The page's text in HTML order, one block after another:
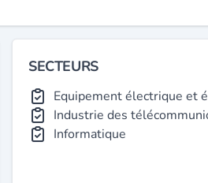
SECTEURS
Equipement électrique et
Industrie des
Informatique